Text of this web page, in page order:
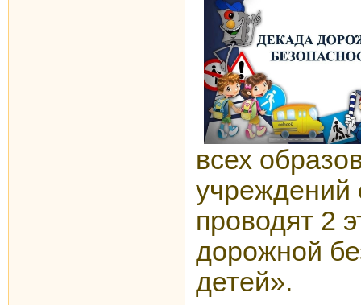
всех
учреждений
проводят 2
дорожной
детей».